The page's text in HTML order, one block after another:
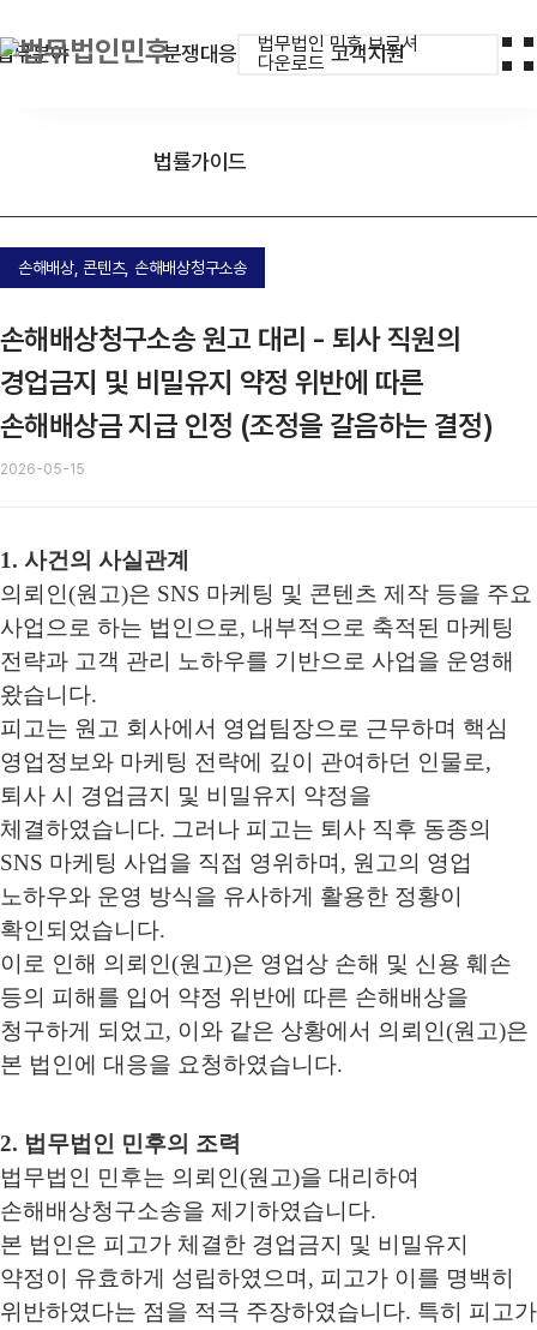
법무법인 민후 브로셔
다운로드
무분야 분쟁대응
법률가이드
고객지원
손해배상, 콘텐츠, 손해배상청구소송
손해배상청구소송 원고 대리 - 퇴사 직원의
경업금지 및 비밀유지 약정 위반에 따른
손해배상금 지급 인정 (조정을 갈음하는 결정)
2026-05-15
1. 사건의 사실관계
의뢰인(원고)은 SNS 마케팅 및 콘텐츠 제작 등을 주요
사업으로 하는 법인으로, 내부적으로 축적된 마케팅
전략과 고객 관리 노하우를 기반으로 사업을 운영해
왔습니다.
피고는 원고 회사에서 영업팀장으로 근무하며 핵심
영업정보와 마케팅 전략에 깊이 관여하던 인물로,
퇴사 시 경업금지 및 비밀유지 약정을
체결하였습니다. 그러나 피고는 퇴사 직후 동종의
SNS 마케팅 사업을 직접 영위하며, 원고의 영업
노하우와 운영 방식을 유사하게 활용한 정황이
확인되었습니다.
이로 인해 의뢰인(원고)은 영업상 손해 및 신용 훼손
등의 피해를 입어 약정 위반에 따른 손해배상을
청구하게 되었고, 이와 같은 상황에서 의뢰인(원고)은
본 법인에 대응을 요청하였습니다.
2. 법무법인 민후의 조력
법무법인 민후는 의뢰인(원고)을 대리하여
손해배상청구소송을 제기하였습니다.
본 법인은 피고가 체결한 경업금지 및 비밀유지
약정이 유효하게 성립하였으며, 피고가 이를 명백히
위반하였다는 점을 적극 주장하였습니다. 특히 피고가